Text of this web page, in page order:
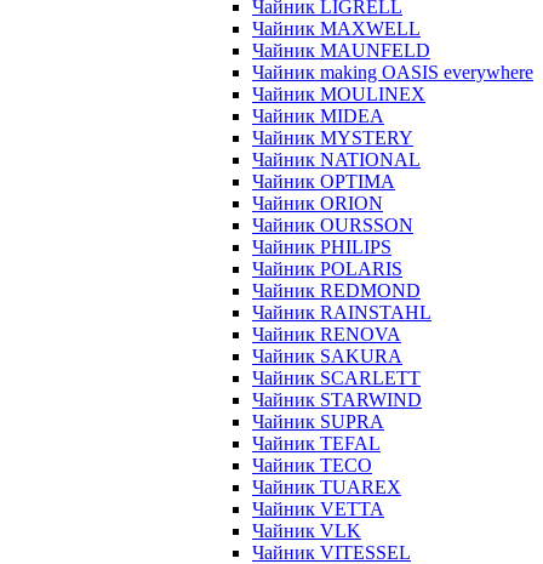
Чайник LIGRELL
Чайник MAXWELL
Чайник MAUNFELD
Чайник making OASIS everywhere
Чайник MOULINEX
Чайник MIDEA
Чайник MYSTERY
Чайник NATIONAL
Чайник OPTIMA
Чайник ORION
Чайник OURSSON
Чайник PHILIPS
Чайник POLARIS
Чайник REDMOND
Чайник RAINSTAHL
Чайник RENOVA
Чайник SAKURA
Чайник SCARLETT
Чайник STARWIND
Чайник SUPRA
Чайник TEFAL
Чайник TECO
Чайник TUAREX
Чайник VETTA
Чайник VLK
Чайник VITESSEL